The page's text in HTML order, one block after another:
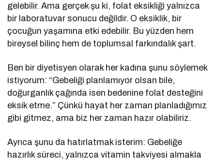
gelebilir. Ama gerçek şu ki, folat eksikliği yalnızca
bir laboratuvar sonucu değildir. O eksiklik, bir
çocuğun yaşamına etki edebilir. Bu yüzden hem
bireysel bilinç hem de toplumsal farkındalık şart.
Ben bir diyetisyen olarak her kadına şunu söylemek
istiyorum: “Gebeliği planlamıyor olsan bile,
doğurganlık çağında isen bedenine folat desteğini
eksik etme.” Çünkü hayat her zaman planladığımız
gibi gitmez, ama biz her zaman hazır olabiliriz.
Ayrıca şunu da hatırlatmak isterim: Gebeliğe
hazırlık süreci, yalnızca vitamin takviyesi almakla